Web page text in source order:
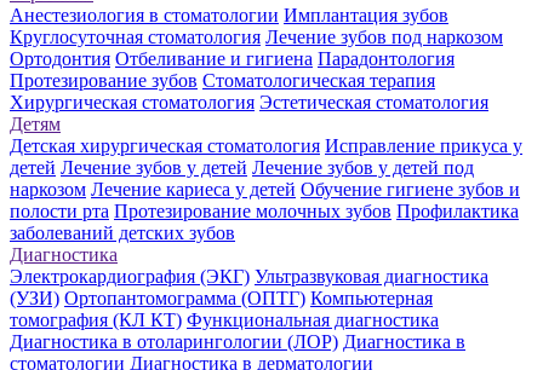
Анестезиология в стоматологии Имплантация зубов
Круглосуточная стоматология Лечение зубов под наркозом
Ортодонтия Отбеливание и гигиена Парадонтология
Протезирование зубов Стоматологическая терапия
Хирургическая стоматология Эстетическая стоматология
Детям
Детская хирургическая стоматология Исправление прикуса у
детей Лечение зубов у детей Лечение зубов у детей под
наркозом Лечение кариеса у детей Обучение гигиене зубов и
полости рта Протезирование молочных зубов Профилактика
заболеваний детских зубов
Диагностика
Электрокардиография (ЭКГ) Ультразвуковая диагностика
(УЗИ) Ортопантомограмма (ОПТГ) Компьютерная
томография (КЛ КТ) Функциональная диагностика
Диагностика в отоларингологии (ЛОР) Диагностика в
стоматологии Диагностика в дерматологии